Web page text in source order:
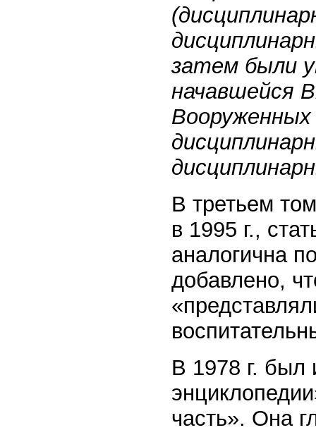
затем были
начавшейся
В третьем
в 1995 г.,
аналогична
добавлено,
В 1978 г. был
часть». Она